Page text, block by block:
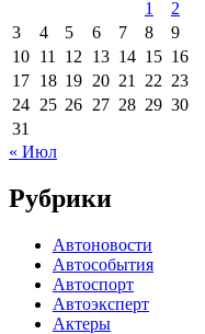
1
2
3
4 5 6 7 8
9
10 11 12 13 14 15 16
17 18 19 20 21 22 23
24 25 26 27 28 29 30
31
« Июл
Рубрики
Автоновости
Автособытия
Автоспорт
Автоэксперт
Актеры